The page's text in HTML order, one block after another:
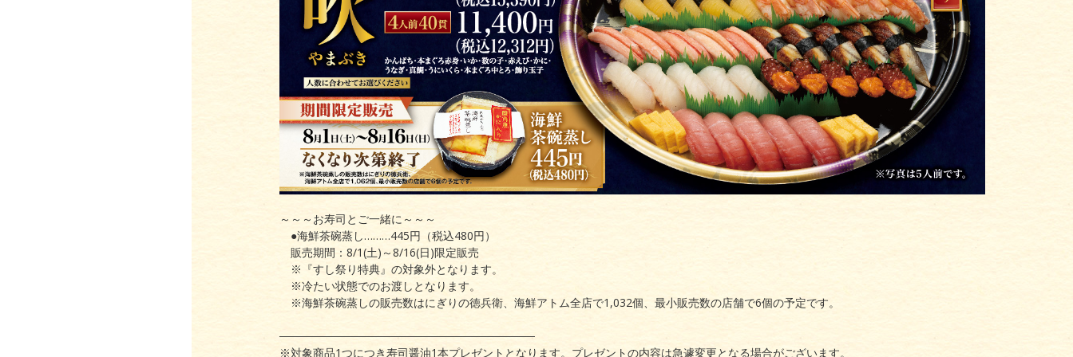
～～～お寿司とご一緒に～～～
●海鮮茶碗蒸し………445円（税込480円）
販売期間：8/1(土)～8/16(日)限定販売
※『すし祭り特典』の対象外となります。
※冷たい状態でのお渡しとなります。
※海鮮茶碗蒸しの販売数はにぎりの徳兵衛、海鮮アトム全店で1,032個、最小販売数の店舗で6個の予定です。
────────────────────────────────
※対象商品1つにつき寿司醤油1本プレゼントとなります。プレゼントの内容は急遽変更となる場合がございます。